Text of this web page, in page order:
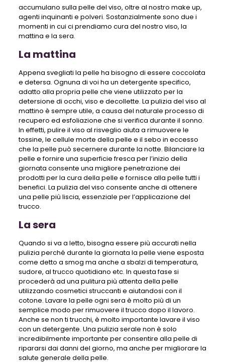
accumulano sulla pelle del viso, oltre al nostro make up,
agenti inquinanti e polveri. Sostanzialmente sono due i
momenti in cui ci prendiamo cura del nostro viso, la
mattina e la sera.
La mattina
Appena svegliati la pelle ha bisogno di essere coccolata
e detersa. Ognuna di voi ha un detergente specifico,
adatto alla propria pelle che viene utilizzato per la
detersione di occhi, viso e decollette. La pulizia del viso al
mattino è sempre utile, a causa del naturale processo di
recupero ed esfoliazione che si verifica durante il sonno.
In effetti, pulire il viso al risveglio aiuta a rimuovere le
tossine, le cellule morte della pelle e il sebo in eccesso
che la pelle può secernere durante la notte. Bilanciare la
pelle e fornire una superficie fresca per l’inizio della
giornata consente una migliore penetrazione dei
prodotti per la cura della pelle e fornisce alla pelle tutti i
benefici. La pulizia del viso consente anche di ottenere
una pelle più liscia, essenziale per l’applicazione del
trucco.
La sera
Quando si va a letto, bisogna essere più accurati nella
pulizia perché durante la giornata la pelle viene esposta
come detto a smog ma anche a sbalzi di temperatura,
sudore, al trucco quotidiano etc. In questa fase si
procederà ad una pulitura più attenta della pelle
utilizzando cosmetici struccanti e aiutandosi con il
cotone. Lavare la pelle ogni sera è molto più di un
semplice modo per rimuovere il trucco dopo il lavoro.
Anche se non ti trucchi, è molto importante lavare il ​​viso
con un detergente. Una pulizia serale non è solo
incredibilmente importante per consentire alla pelle di
ripararsi dai danni del giorno, ma anche per migliorare la
salute generale della pelle.